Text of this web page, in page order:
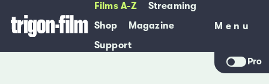
Films A-Z
Streaming
Shop
Magazine
Support
Menu
Menu
Pro